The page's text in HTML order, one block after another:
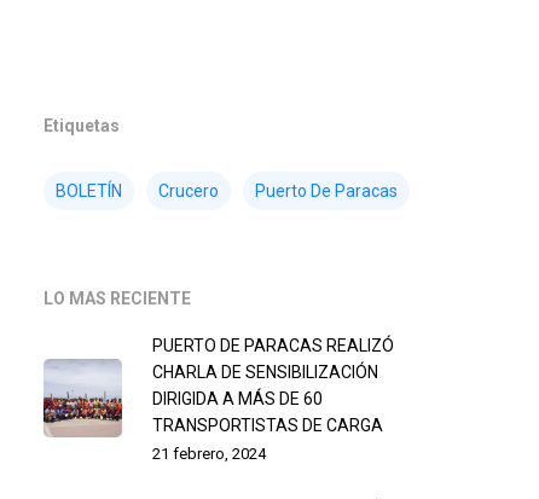
Etiquetas
BOLETÍN Crucero Puerto De Paracas
LO MAS RECIENTE
PUERTO DE PARACAS REALIZÓ
CHARLA DE SENSIBILIZACIÓN
DIRIGIDA A MÁS DE 60
TRANSPORTISTAS DE CARGA
21 febrero, 2024